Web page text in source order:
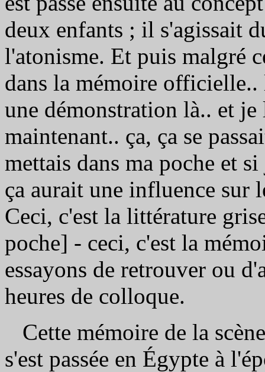
deux enfants ; il s'agissait
l'atonisme. Et puis malgré
dans la mémoire
une démonstration là.. et
maintenant.. ça, ça se
mettais dans ma poche et
ça aurait une influence sur
Ceci, c'est la littérature
poche] - ceci, c'est la
essayons de retrouver ou
heures de colloque.
Cette mémoire de la
s'est passée en Égypte à